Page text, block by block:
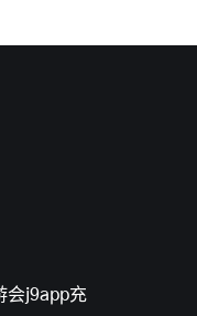
会j9app充